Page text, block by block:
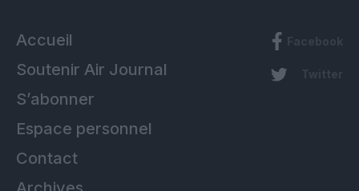
Accueil
Soutenir Air Journal
S’abonner
Espace personnel
Contact